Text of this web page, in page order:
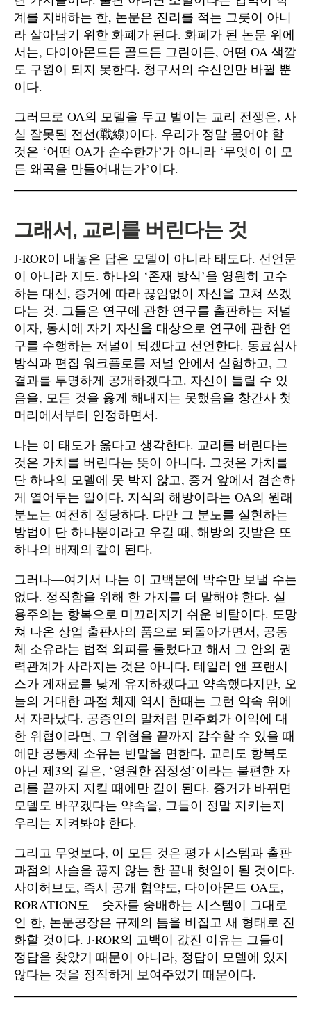
계를 지배하는 한, 논문은 진리를 적는 그릇이 아니
라 살아남기 위한 화폐가 된다. 화폐가 된 논문 위에
서는, 다이아몬드든 골드든 그린이든, 어떤 OA 색깔
도 구원이 되지 못한다. 청구서의 수신인만 바뀔 뿐
이다.
그러므로 OA의 모델을 두고 벌이는 교리 전쟁은, 사
실 잘못된 전선(戰線)이다. 우리가 정말 물어야 할
것은 ‘어떤 OA가 순수한가’가 아니라 ‘무엇이 이 모
든 왜곡을 만들어내는가’이다.
그래서, 교리를 버린다는 것
J·ROR이 내놓은 답은 모델이 아니라 태도다. 선언문
이 아니라 지도. 하나의 ‘존재 방식’을 영원히 고수
하는 대신, 증거에 따라 끊임없이 자신을 고쳐 쓰겠
다는 것. 그들은 연구에 관한 연구를 출판하는 저널
이자, 동시에 자기 자신을 대상으로 연구에 관한 연
구를 수행하는 저널이 되겠다고 선언한다. 동료심사
방식과 편집 워크플로를 저널 안에서 실험하고, 그
결과를 투명하게 공개하겠다고. 자신이 틀릴 수 있
음을, 모든 것을 옳게 해내지는 못했음을 창간사 첫
머리에서부터 인정하면서.
나는 이 태도가 옳다고 생각한다. 교리를 버린다는
것은 가치를 버린다는 뜻이 아니다. 그것은 가치를
단 하나의 모델에 못 박지 않고, 증거 앞에서 겸손하
게 열어두는 일이다. 지식의 해방이라는 OA의 원래
분노는 여전히 정당하다. 다만 그 분노를 실현하는
방법이 단 하나뿐이라고 우길 때, 해방의 깃발은 또
하나의 배제의 칼이 된다.
그러나—여기서 나는 이 고백문에 박수만 보낼 수는
없다. 정직함을 위해 한 가지를 더 말해야 한다. 실
용주의는 항복으로 미끄러지기 쉬운 비탈이다. 도망
쳐 나온 상업 출판사의 품으로 되돌아가면서, 공동
체 소유라는 법적 외피를 둘렀다고 해서 그 안의 권
력관계가 사라지는 것은 아니다. 테일러 앤 프랜시
스가 게재료를 낮게 유지하겠다고 약속했다지만, 오
늘의 거대한 과점 체제 역시 한때는 그런 약속 위에
서 자라났다. 공증인의 말처럼 민주화가 이익에 대
한 위협이라면, 그 위협을 끝까지 감수할 수 있을 때
에만 공동체 소유는 빈말을 면한다. 교리도 항복도
아닌 제3의 길은, ‘영원한 잠정성’이라는 불편한 자
리를 끝까지 지킬 때에만 길이 된다. 증거가 바뀌면
모델도 바꾸겠다는 약속을, 그들이 정말 지키는지
우리는 지켜봐야 한다.
그리고 무엇보다, 이 모든 것은 평가 시스템과 출판
과점의 사슬을 끊지 않는 한 끝내 헛일이 될 것이다.
사이허브도, 즉시 공개 협약도, 다이아몬드 OA도,
RORATION도—숫자를 숭배하는 시스템이 그대로
인 한, 논문공장은 규제의 틈을 비집고 새 형태로 진
화할 것이다. J·ROR의 고백이 값진 이유는 그들이
정답을 찾았기 때문이 아니라, 정답이 모델에 있지
않다는 것을 정직하게 보여주었기 때문이다.